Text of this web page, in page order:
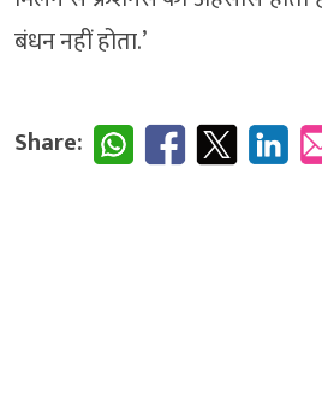
बंधन नहीं होता.’
Share: